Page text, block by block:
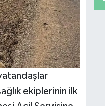
ekiplerinin ilk